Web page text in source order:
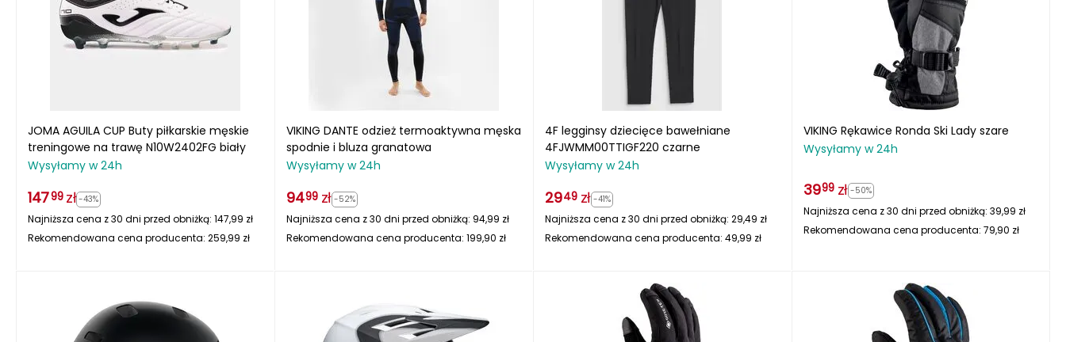
JOMA AGUILA CUP Buty piłkarskie męskie
treningowe na trawę N10W2402FG biały
Wysyłamy w 24h
14799 zł -43%
Najniższa cena z 30 dni przed obniżką: 147,99 zł
Rekomendowana cena producenta: 259,99 zł
VIKING DANTE odzież termoaktywna męska
spodnie i bluza granatowa
Wysyłamy w 24h
9499 zł -52%
Najniższa cena z 30 dni przed obniżką: 94,99 zł
Rekomendowana cena producenta: 199,90 zł
4F legginsy dziecięce bawełniane
4FJWMM00TTIGF220 czarne
Wysyłamy w 24h
2949 zł -41%
Najniższa cena z 30 dni przed obniżką: 29,49 zł
Rekomendowana cena producenta: 49,99 zł
VIKING Rękawice Ronda Ski Lady szare
Wysyłamy w 24h
3999 zł -50%
Najniższa cena z 30 dni przed obniżką: 39,99 zł
Rekomendowana cena producenta: 79,90 zł